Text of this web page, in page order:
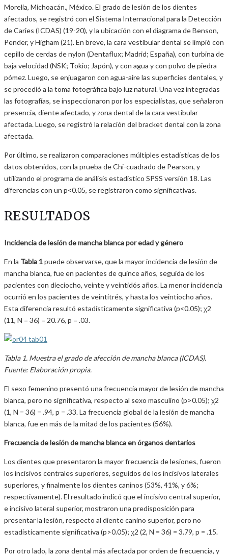
Morelia, Michoacán., México. El grado de lesión de los dientes
afectados, se registró con el Sistema Internacional para la Detección
de Caries (ICDAS) (19-20), y la ubicación con el diagrama de Benson,
Pender, y Higham (21). En breve, la cara vestibular dental se limpió con
cepillo de cerdas de nylon (Dentaflux; Madrid; España), con turbina de
baja velocidad (NSK; Tokio; Japón), y con agua y con polvo de piedra
pómez. Luego, se enjuagaron con agua-aire las superficies dentales, y
se procedió a la toma fotográfica bajo luz natural. Una vez integradas
las fotografías, se inspeccionaron por los especialistas, que señalaron
presencia, diente afectado, y zona dental de la cara vestibular
afectada. Luego, se registró la relación del bracket dental con la zona
afectada.
Por último, se realizaron comparaciones múltiples estadísticas de los
datos obtenidos, con la prueba de Chi-cuadrado de Pearson, y
utilizando el programa de análisis estadístico SPSS versión 18. Las
diferencias con un p<0.05, se registraron como significativas.
RESULTADOS
Incidencia de lesión de mancha blanca por edad y género
En la Tabla 1puede observarse, que la mayor incidencia de lesión de
mancha blanca, fue en pacientes de quince años, seguida de los
pacientes con dieciocho, veinte y veintidós años. La menor incidencia
ocurrió en los pacientes de veintitrés, y hasta los veintiocho años.
Esta diferencia resultó estadísticamente significativa (p<0.05); χ2
(11, N = 36) = 20.76, p = .03.
Tabla 1. Muestra el grado de afección de mancha blanca (ICDAS).
Fuente: Elaboración propia.
El sexo femenino presentó una frecuencia mayor de lesión de mancha
blanca, pero no significativa, respecto al sexo masculino (p>0.05); χ2
(1, N = 36) = .94, p = .33. La frecuencia global de la lesión de mancha
blanca, fue en más de la mitad de los pacientes (56%).
Frecuencia de lesión de mancha blanca en órganos dentarios
Los dientes que presentaron la mayor frecuencia de lesiones, fueron
los incisivos centrales superiores, seguidos de los incisivos laterales
superiores, y finalmente los dientes caninos (53%, 41%, y 6%;
respectivamente). El resultado indicó que el incisivo central superior,
e incisivo lateral superior, mostraron una predisposición para
presentar la lesión, respecto al diente canino superior, pero no
estadísticamente significativa (p>0.05); χ2 (2, N = 36) = 3.79, p = .15.
Por otro lado, la zona dental más afectada por orden de frecuencia, y